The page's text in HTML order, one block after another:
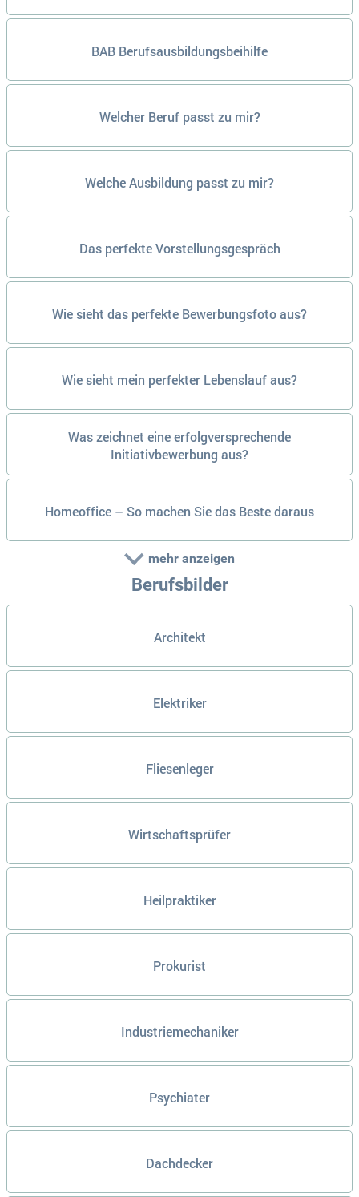
BAB Berufsausbildungsbeihilfe
Welcher Beruf passt zu mir?
Welche Ausbildung passt zu mir?
Das perfekte Vorstellungsgespräch
Wie sieht das perfekte Bewerbungsfoto aus?
Wie sieht mein perfekter Lebenslauf aus?
Was zeichnet eine erfolgversprechende
Initiativbewerbung aus?
Homeoffice – So machen Sie das Beste daraus
mehr anzeigen
Berufsbilder
Architekt
Elektriker
Fliesenleger
Wirtschaftsprüfer
Heilpraktiker
Prokurist
Industriemechaniker
Psychiater
Dachdecker